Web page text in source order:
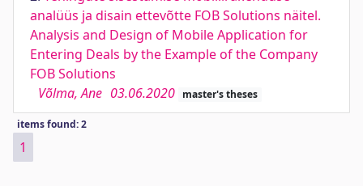
analüüs ja disain ettevõtte FOB Solutions näitel.
Analysis and Design of Mobile Application for
Entering Deals by the Example of the Company
FOB Solutions
Võlma, Ane 03.06.2020 master's theses
items found: 2
1